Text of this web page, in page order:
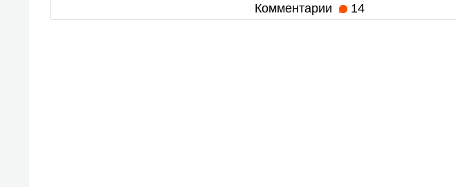
Комментарии 14